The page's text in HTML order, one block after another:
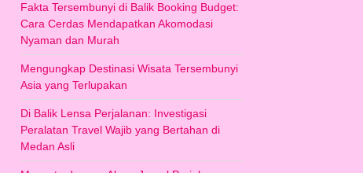
Fakta Tersembunyi di Balik Booking Budget:
Cara Cerdas Mendapatkan Akomodasi
Nyaman dan Murah
Mengungkap Destinasi Wisata Tersembunyi
Asia yang Terlupakan
Di Balik Lensa Perjalanan: Investigasi
Peralatan Travel Wajib yang Bertahan di
Medan Asli